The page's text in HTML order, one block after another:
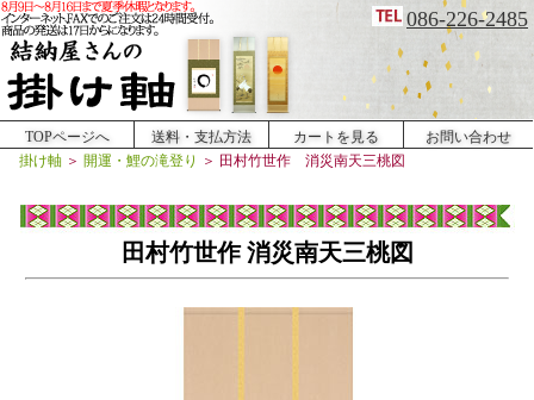
086-226-2485
TOPページへ 送料・支払方法 カートを見る
お問い合わせ
掛け軸 ＞ 開運・鯉の滝登り ＞ 田村竹世作 消災南天三桃図
田村竹世作 消災南天三桃図